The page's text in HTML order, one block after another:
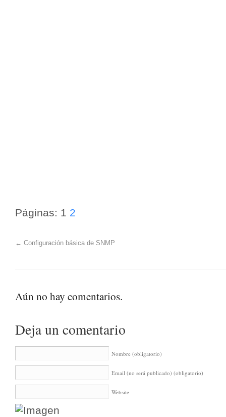
Páginas: 1 2
← Configuración básica de SNMP
Aún no hay comentarios.
Deja un comentario
Nombre (obligatorio)
Email (no será publicado) (obligatorio)
Website